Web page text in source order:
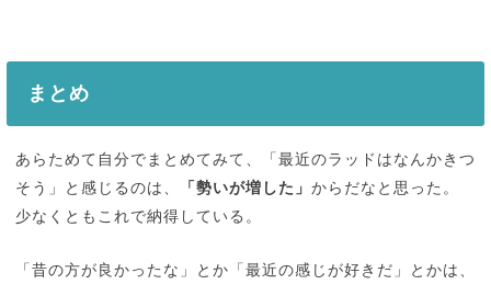
まとめ
あらためて自分でまとめてみて、「最近のラッドはなんかきつ
そう」と感じるのは、
「勢いが増した」 からだなと思った。
少なくともこれで納得している。
「昔の方が良かったな」とか「最近の感じが好きだ」とかは、